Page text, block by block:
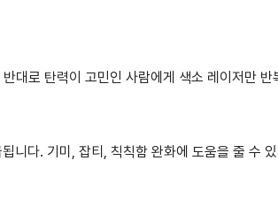
대로 탄력이 고민인 사람에게 색소 레이저만 반
니다. 기미, 잡티, 칙칙함 완화에 도움을 줄 수